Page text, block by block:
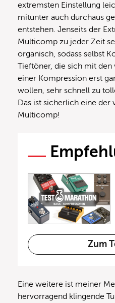
extremsten Einstellung
mitunter auch durchaus
entstehen. Jenseits der
Multicomp zu jeder Zeit
organisch, sodass selbst
Tieftöner, die sich mit
einer Kompression erst
wollen, sehr schnell zu
Das ist sicherlich eine der
Multicomp!
Zum
Eine weitere ist meiner
hervorragend klingende